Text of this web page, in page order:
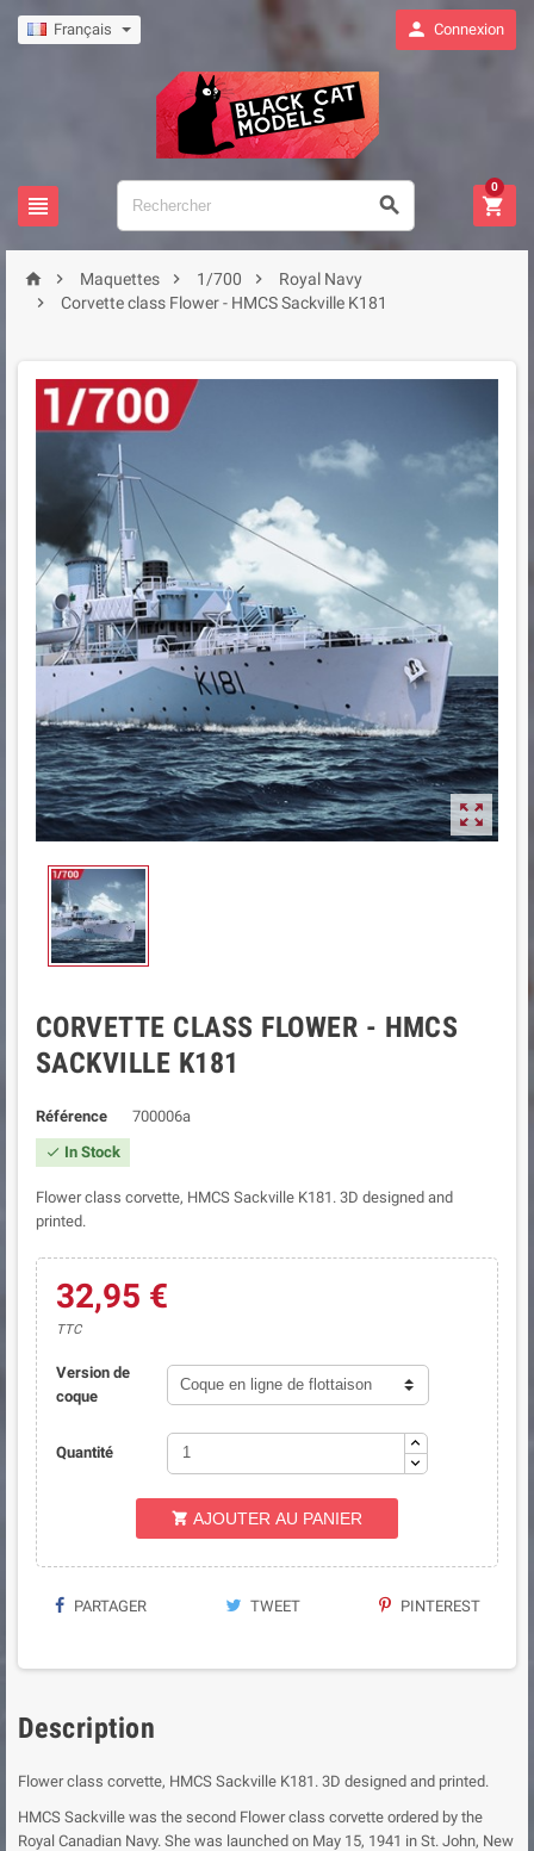
Français  Connexion
  
0
  Maquettes  1/700 
Royal Navy

Corvette class Flower - HMCS Sackville K181

CORVETTE CLASS FLOWER - HMCS
SACKVILLE K181
Référence 700006a
 In Stock
Flower class corvette, HMCS Sackville K181. 3D designed and
printed.
32,95 €
TTC
Version de
coque
Quantité
 AJOUTER AU PANIER
PARTAGER TWEET PINTEREST
Description
Flower class corvette, HMCS Sackville K181. 3D designed and printed.
HMCS Sackville was the second Flower class corvette ordered by the
Royal Canadian Navy. She was launched on May 15, 1941 in St. John, New